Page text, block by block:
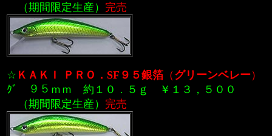
（期間限定生産） 完売
☆ ＫＡＫＩ ＰＲＯ．SF９５銀箔 （ グリーンベレー）
ｸﾞ ９５ｍｍ 約 １０．５ ｇ ￥１３，５００
（期間限定生産） 完売